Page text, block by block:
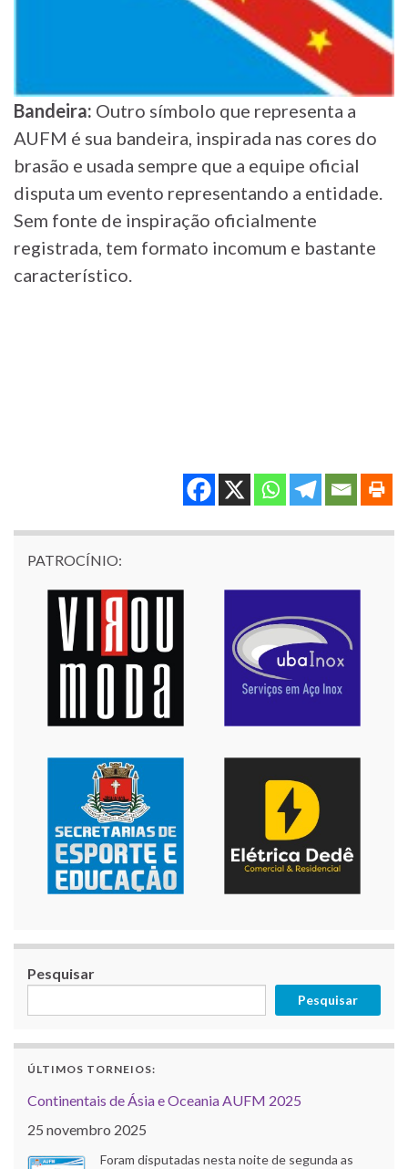
Bandeira: Outro símbolo que representa a
AUFM é sua bandeira, inspirada nas cores do
brasão e usada sempre que a equipe oficial
disputa um evento representando a entidade.
Sem fonte de inspiração oficialmente
registrada, tem formato incomum e bastante
característico.
PATROCÍNIO:
Pesquisar
Pesquisar
ÚLTIMOS TORNEIOS:
Continentais de Ásia e Oceania AUFM 2025
25 novembro 2025
Foram disputadas nesta noite de segunda as